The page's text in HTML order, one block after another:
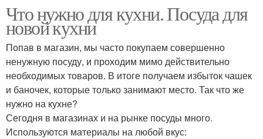
Что нужно для кухни. Посуда для
новой кухни
Попав в магазин, мы часто покупаем совершенно
ненужную посуду, и проходим мимо действительно
необходимых товаров. В итоге получаем избыток чашек
и баночек, которые только занимают место. Так что же
нужно на кухне?
Сегодня в магазинах и на рынке посуды много.
Используются материалы на любой вкус: